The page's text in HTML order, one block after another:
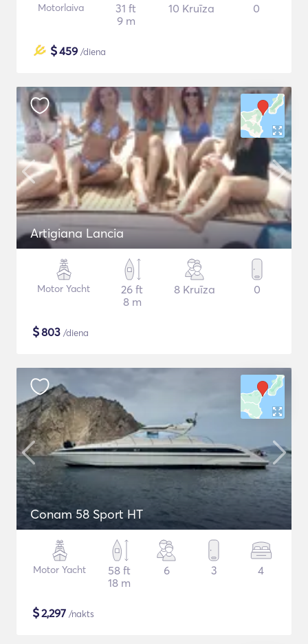
Motorlaiva
31 ft
9 m
10 Kruīza 0
$459 /diena
Artigiana Lancia
Motor Yacht
26 ft
8 m
8 Kruīza 0
$803 /diena
Conam 58 Sport HT
Motor Yacht
58 ft
18 m
6 3 4
$2,297 /nakts